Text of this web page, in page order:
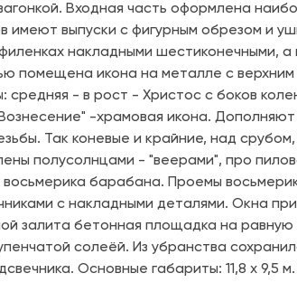
Входная часть оформлена
имеют выпуски с фигурным обрезом и
накладными шестиконечными, а
помещена икона на металле с верхним
средняя - в рост - Христос с боков
-храмовая икона.
Так коневые и крайние, над
полусолнцами - "веерами", про
барабана. Проемы
с накладными деталями. Окна
залита бетонная площадка на равную
солеёй. Из убранства
Основные габариты: 11,8 х 9,5 м.